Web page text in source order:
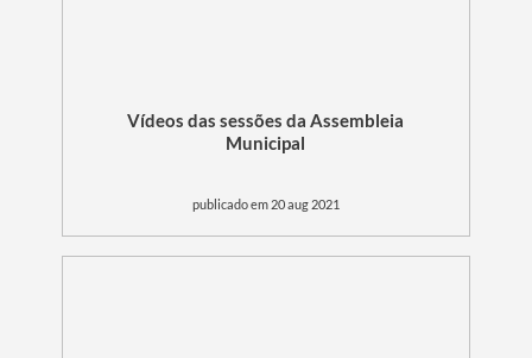
Vídeos das sessões da Assembleia
Municipal
publicado em 20 aug 2021